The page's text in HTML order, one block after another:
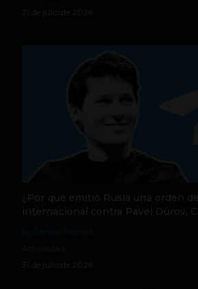
31 de julio de 2026
¿Por qué emitió Rusia una orden
internacional contra Pavel Dúrov,
31 de julio de 2026